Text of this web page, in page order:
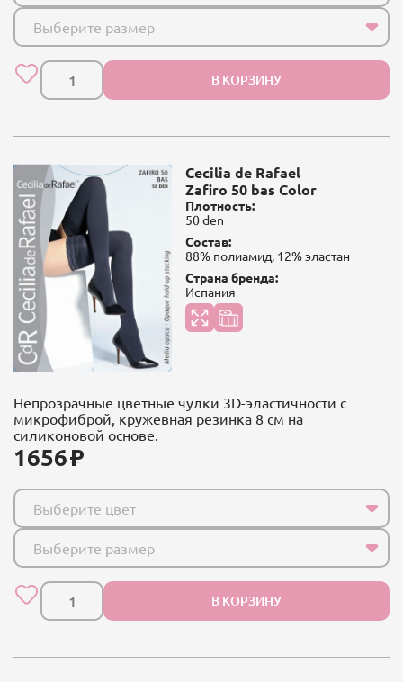
Выберите размер
В КОРЗИНУ
Cecilia de Rafael
Zafiro 50 bas Color
Плотность:
50 den
Состав:
88% полиамид, 12% эластан
Страна бренда:
Испания
Непрозрачные цветные чулки 3D-эластичности с
микрофиброй, кружевная резинка 8 см на
силиконовой основе.
1656
Выберите цвет
Выберите размер
В КОРЗИНУ